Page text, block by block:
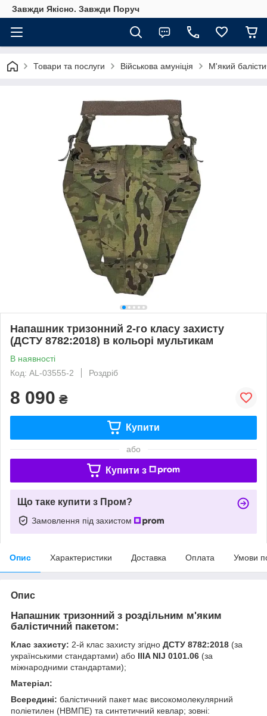
Завжди Якісно. Завжди Поруч
Товари та послуги Військова амуніція М'який
Напашник тризонний 2-го класу захисту
(ДСТУ 8782:2018) в кольорі мультикам
В наявності
Код: AL-03555-2
Роздріб
8 090 ₴
Купити
або
Купити з
Що таке купити з Пром?
Замовлення під захистом
Опис Характеристики Доставка Оплата Умови
Опис
Напашник тризонний з роздільним м'яким
балістичний пакетом:
Клас захисту: 2-й клас захисту згідно ДСТУ 8782:2018 (за
українськими стандартами) або IIIA NIJ 0101.06 (за
міжнародними стандартами);
Матеріал:
Всередині: балістичний пакет має високомолекулярний
поліетилен (НВМПЕ) та синтетичний кевлар; зовні: